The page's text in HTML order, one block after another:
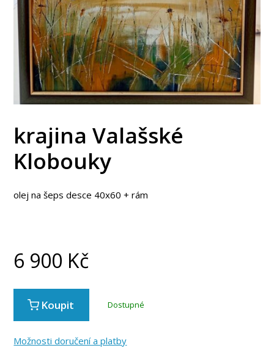
krajina Valašské
Klobouky
olej na šeps desce 40x60 + rám
6 900 Kč
Koupit Dostupné
Možnosti doručení a platby